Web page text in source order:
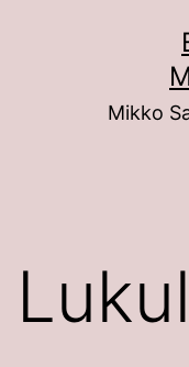
Mikko